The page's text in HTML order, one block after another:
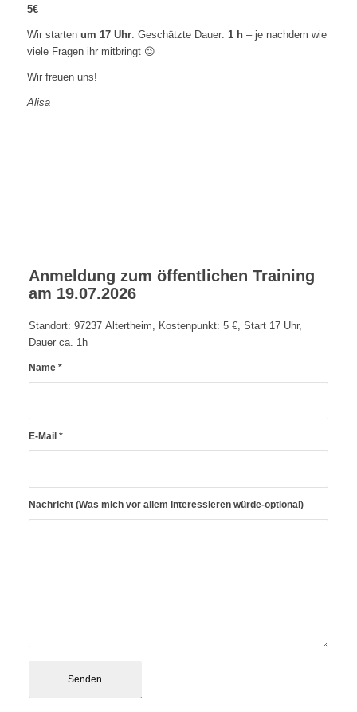
5€
Wir starten um 17 Uhr. Geschätzte Dauer: 1 h– je nachdem wie
viele Fragen ihr mitbringt 😉
Wir freuen uns!
Alisa
Anmeldung zum öffentlichen Training
am 19.07.2026
Standort: 97237 Altertheim, Kostenpunkt: 5 €, Start 17 Uhr,
Dauer ca. 1h
Name *
E-Mail *
Nachricht (Was mich vor allem interessieren würde-optional)